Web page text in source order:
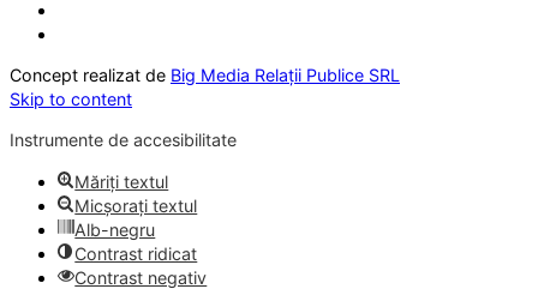
Concept realizat de Big Media Relații Publice SRL
Skip to content
Instrumente de accesibilitate
Măriți textul
Micșorați textul
Alb-negru
Contrast ridicat
Contrast negativ